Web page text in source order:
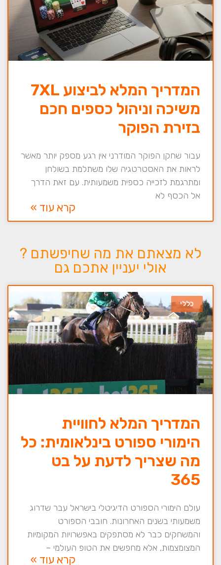
המדריך המלא לביצוע 7XL
משיכה וניהול כספים חכם
בזירת הפוקר
עבור שחקן הפוקר המודרני אין רגע מספק יותר מאשר
לראות את האסטרטגיה שלו משתלמת בשולחן
ומתרגמת לזכייה כספית משמעותית. עם זאת הדרך
אל הכסף לא
קרא עוד »
לא מצאתם את מה שחיפשתם ?
אולי יעניין אתכם גם
כללי
המדריך המלא לחוויית
הימורי ספורט בינלאומית: כל
מה שצריך לדעת על בט
365
עולם הימורי הספורט הדיגיטלי בישראל עבר שדרוג
משמעותי בשנים האחרונות. חובבי הספורט
והמשחקים כבר לא מסתפקים באפשרויות המקומיות
המצומצמות, אלא מחפשים את הטופ העולמי –
קרא עוד »